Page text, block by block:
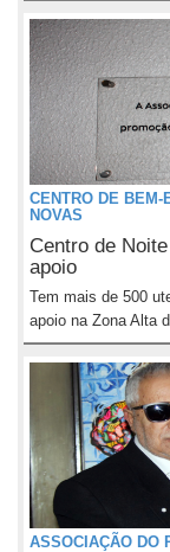
CENTRO DE BEM-
NOVAS
Centro de
apoio
Tem mais de 500
apoio na Zona Alta
ASSOCIAÇÃO DO